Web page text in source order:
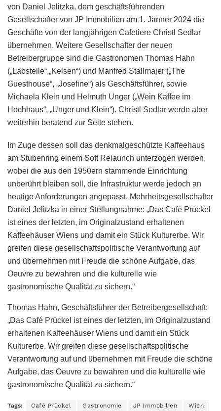
von Daniel Jelitzka, dem geschäftsführenden
Gesellschafter von JP Immobilien am 1. Jänner 2024 die
Geschäfte von der langjährigen Cafetiere Christl Sedlar
übernehmen. Weitere Gesellschafter der neuen
Betreibergruppe sind die Gastronomen Thomas Hahn
(„Labstelle“,„Kelsen“) und Manfred Stallmajer („The
Guesthouse“, „Josefine“) als Geschäftsführer, sowie
Michaela Klein und Helmuth Unger („Wein Kaffee im
Hochhaus“, „Unger und Klein“). Christl Sedlar werde aber
weiterhin beratend zur Seite stehen.
Im Zuge dessen soll das denkmalgeschützte Kaffeehaus
am Stubenring einem Soft Relaunch unterzogen werden,
wobei die aus den 1950ern stammende Einrichtung
unberührt bleiben soll, die Infrastruktur werde jedoch an
heutige Anforderungen angepasst. Mehrheitsgesellschafter
Daniel Jelitzka in einer Stellungnahme: „Das Café Prückel
ist eines der letzten, im Originalzustand erhaltenen
Kaffeehäuser Wiens und damit ein Stück Kulturerbe. Wir
greifen diese gesellschaftspolitische Verantwortung auf
und übernehmen mit Freude die schöne Aufgabe, das
Oeuvre zu bewahren und die kulturelle wie
gastronomische Qualität zu sichern.“
Thomas Hahn, Geschäftsführer der Betreibergesellschaft:
„Das Café Prückel ist eines der letzten, im Originalzustand
erhaltenen Kaffeehäuser Wiens und damit ein Stück
Kulturerbe. Wir greifen diese gesellschaftspolitische
Verantwortung auf und übernehmen mit Freude die schöne
Aufgabe, das Oeuvre zu bewahren und die kulturelle wie
gastronomische Qualität zu sichern.“
Tags: Café Prückel Gastronomie JP Immobilien Wien